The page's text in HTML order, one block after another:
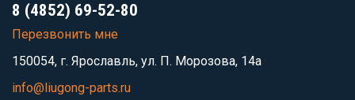
8 (4852) 69-52-80
Перезвонить мне
150054, г. Ярославль, ул. П. Морозова, 14а
info@liugong-parts.ru